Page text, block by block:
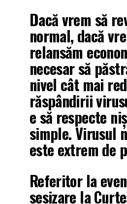
Dacă vrem să
normal, dacă
relansăm
necesar să
nivel cât mai
răspândirii
e să respecte
simple. Virusul
este extrem de
Referitor la
sesizare la